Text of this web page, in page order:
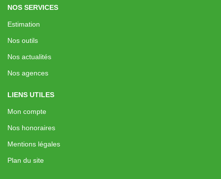
NOS SERVICES
Estimation
Nos outils
Nos actualités
Nos agences
LIENS UTILES
Mon compte
Nos honoraires
Mentions légales
Plan du site